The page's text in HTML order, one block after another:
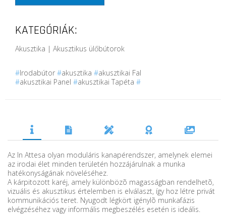
KATEGÓRIÁK:
Akusztika | Akusztikus ülőbútorok
#Irodabútor #akusztika #akusztikai Fal
#akusztikai Panel #akusztikai Tapéta #
Az In Attesa olyan moduláris kanapérendszer, amelynek elemei
az irodai élet minden területén hozzájárulnak a munka
hatékonyságának növeléséhez.
A kárpitozott karéj, amely különbözõ magasságban rendelhetõ,
vizuális és akusztikus értelemben is elválaszt, így hoz létre privát
kommunikációs teret. Nyugodt légkört igénylõ munkafázis
elvégzéséhez vagy informális megbeszélés esetén is ideális.